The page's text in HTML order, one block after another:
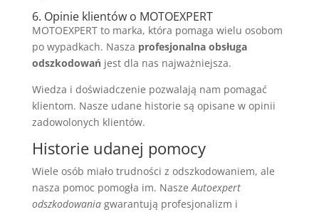
6. Opinie klientów o MOTOEXPERT
MOTOEXPERT to marka, która pomaga wielu osobom
po wypadkach. Nasza profesjonalna obsługa
odszkodowańjest dla nas najważniejsza.
Wiedza i doświadczenie pozwalają nam pomagać
klientom. Nasze udane historie są opisane w opinii
zadowolonych klientów.
Historie udanej pomocy
Wiele osób miało trudności z odszkodowaniem, ale
nasza pomoc pomogła im. NaszeAutoexpert
odszkodowaniagwarantują profesjonalizm i